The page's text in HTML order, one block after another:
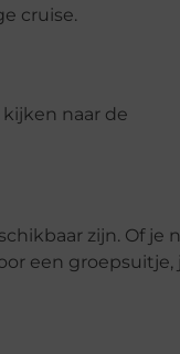
cruise.
naar de
zijn. Of je
een groepsuitje,